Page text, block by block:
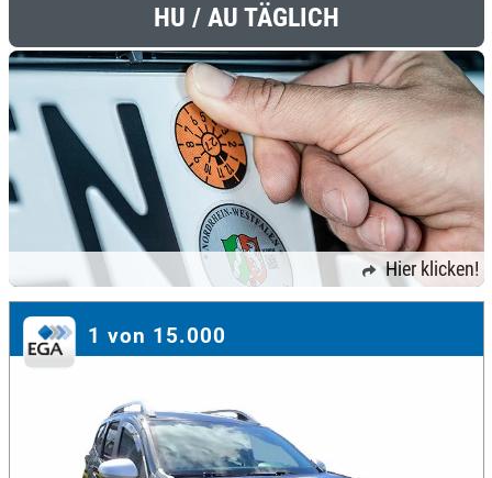
HU / AU TÄGLICH
Hier klicken!
1 von 15.000